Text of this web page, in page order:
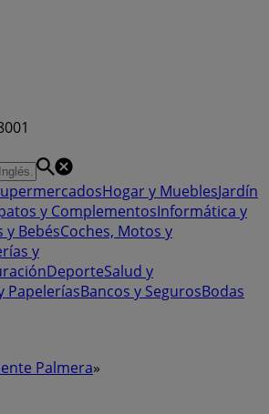
Hogar y MueblesJardín
y ComplementosInformática y
y BebésCoches, Motos y
y
DeporteSalud y
PapeleríasBancos y SegurosBodas
Palmera»